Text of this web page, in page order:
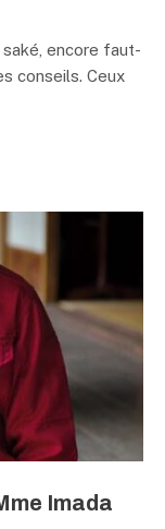
encore faut-
conseils. Ceux
Imada